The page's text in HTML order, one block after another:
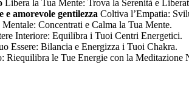
Libera la Tua Mente: Trova la Serenità e
e amorevole gentilezza Coltiva l’Empatia:
Concentrati e Calma la Tua Mente.
Interiore: Equilibra i Tuoi Centri Energetici.
Essere: Bilancia e Energizza i Tuoi Chakra.
Riequilibra le Tue Energie con la Meditazione